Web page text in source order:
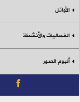
الأوائل
الفعاليات والأنشطة
ألبوم الصور